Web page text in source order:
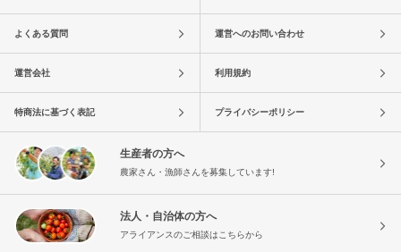
よくある質問 運営へのお問い合わせ
運営会社 利用規約
特商法に基づく表記 プライバシーポリシー
生産者の方へ
農家さん・漁師さんを募集しています!
法人・自治体の方へ
アライアンスのご相談はこちらから